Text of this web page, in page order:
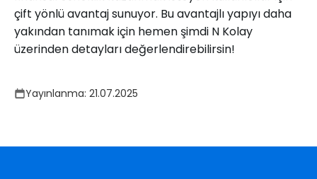
çift yönlü avantaj sunuyor. Bu avantajlı yapıyı daha
yakından tanımak için hemen şimdi N Kolay
üzerinden detayları değerlendirebilirsin!
Yayınlanma: 21.07.2025